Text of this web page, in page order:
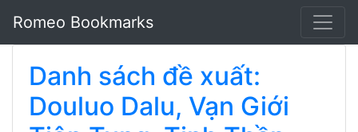
Romeo Bookmarks
Danh sách đề xuất:
Douluo Dalu, Vạn Giới